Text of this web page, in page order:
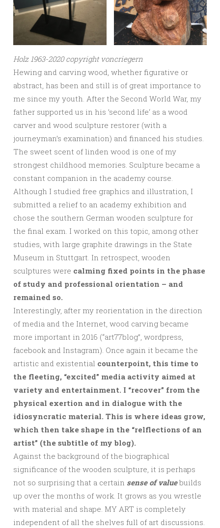
Holz 1963-2020 copyright voncriegern
Hewing and carving wood, whether figurative or
abstract, has been and still is of great importance to
me since my youth. After the Second World War, my
father supported us in his ’second life‘ as a wood
carver and wood sculpture restorer (with a
journeyman’s examination) and financed his studies.
The sweet scent of linden wood is one of my
strongest childhood memories. Sculpture became a
constant companion in the academy course.
Although I studied free graphics and illustration, I
submitted a relief to an academy exhibition and
chose the southern German wooden sculpture for
the final exam. I worked on this topic, among other
studies, with large graphite drawings in the State
Museum in Stuttgart. In retrospect, wooden
sculptures were calming fixed points in the phase
of study and professional orientation – and
remained so.
Interestingly, after my reorientation in the direction
of media and the Internet, wood carving became
more important in 2016 (“art77blog”, wordpress,
facebook and Instagram). Once again it became the
artistic and existential counterpoint, this time to
the fleeting, “excited” media activity aimed at
variety and entertainment. I “recover” from the
physical exertion and in dialogue with the
idiosyncratic material. This is where ideas grow,
which then take shape in the “relflections of an
artist” (the subtitle of my blog).
Against the background of the biographical
significance of the wooden sculpture, it is perhaps
not so surprising that a certain sense of valuebuilds
up over the months of work. It grows as you wrestle
with material and shape. MY ART is completely
independent of all the shelves full of art discussions.